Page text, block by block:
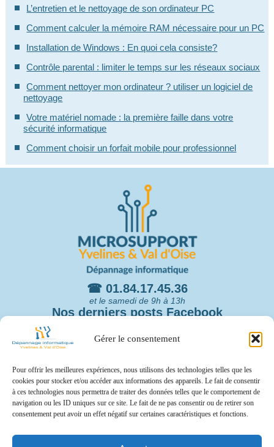
Gérer le consentement
Pour offrir les meilleures expériences, nous utilisons des technologies telles que les
cookies pour stocker et/ou accéder aux informations des appareils. Le fait de consentir
à ces technologies nous permettra de traiter des données telles que le comportement de
navigation ou les ID uniques sur ce site. Le fait de ne pas consentir ou de retirer son
consentement peut avoir un effet négatif sur certaines caractéristiques et fonctions.
L’entretien et le nettoyage de son ordinateur PC
Comment calculer la mémoire RAM nécessaire pour un PC
Installation de Windows : En quoi cela consiste?
Contrôle parental : limiter le temps sur les réseaux sociaux
Comment nettoyer mon ordinateur ? utiliser un logiciel de
nettoyage
Votre matériel nomade : la première faille dans votre
sécurité informatique
Comment choisir un forfait mobile pour professionnel
☎ 01.84.17.45.36
et le samedi de 9h à 13h
Nos derniers posts Facebook
Microsupport Dépannage Informatique
Yvelines & Val d'Oise
4 days ago
Android pratique : cinq astuces pour accélérer votre
smartphone au-delà du simple nettoyage du cache
système - ZDNET
www.zdnet.fr
Pixel, d’un Samsung Galaxy, d’un Motorola ou d’un autre
L'actu informatique